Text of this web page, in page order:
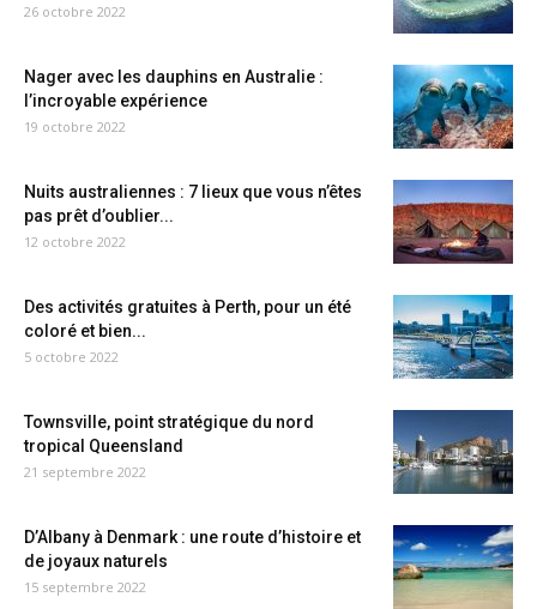
26 octobre 2022
Nager avec les dauphins en Australie :
l’incroyable expérience
19 octobre 2022
Nuits australiennes : 7 lieux que vous n’êtes
pas prêt d’oublier...
12 octobre 2022
Des activités gratuites à Perth, pour un été
coloré et bien...
5 octobre 2022
Townsville, point stratégique du nord
tropical Queensland
21 septembre 2022
D’Albany à Denmark : une route d’histoire et
de joyaux naturels
15 septembre 2022